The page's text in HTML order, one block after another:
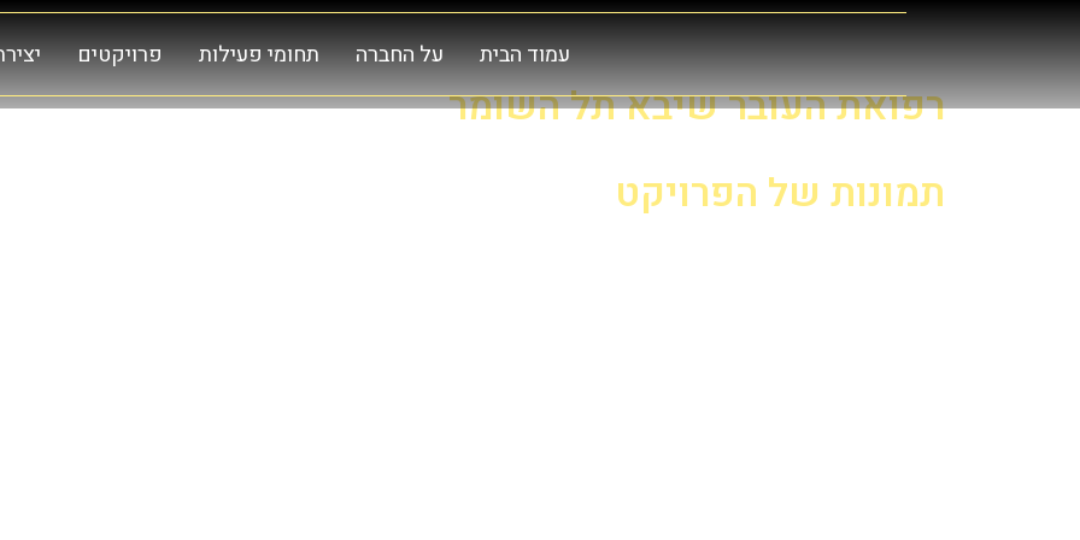
עמוד הבית על החברה תחומי פעילות פרויקטים
רפואת העובר שיבא תל השומר
תמונות של הפרויקט